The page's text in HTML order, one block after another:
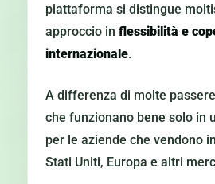
piattaforma si distingue
approccio in flessibilità e
internazionale.
A differenza di molte
che funzionano bene solo in
per le aziende che vendono
Stati Uniti, Europa e altri